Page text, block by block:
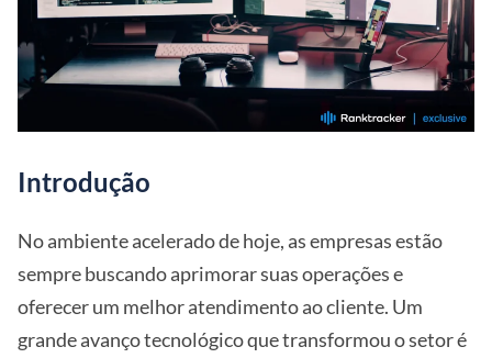
Introdução
No ambiente acelerado de hoje, as empresas estão
sempre buscando aprimorar suas operações e
oferecer um melhor atendimento ao cliente. Um
grande avanço tecnológico que transformou o setor é